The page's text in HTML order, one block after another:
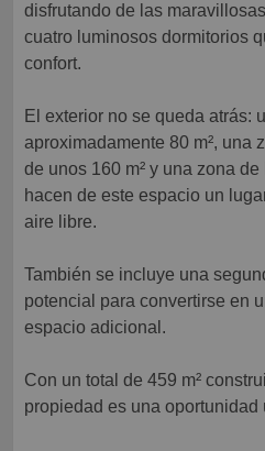
disfrutando de las
cuatro luminosos dormitorios
confort.
El exterior no se queda atrás:
aproximadamente 80 m², una
de unos 160 m² y una zona
hacen de este espacio un
aire libre.
También se incluye una
potencial para convertirse en
espacio adicional.
Con un total de 459 m²
propiedad es una oportunidad